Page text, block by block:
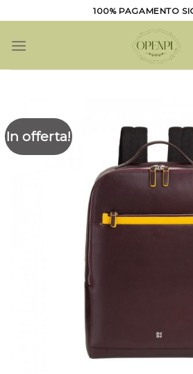
ai
contenuti
100% PAGAMENTO
In offerta!